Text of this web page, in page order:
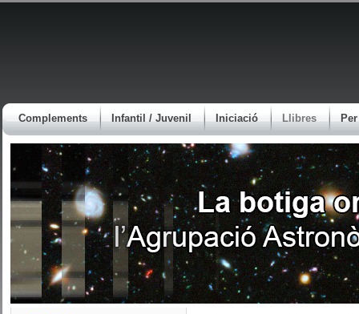
Complements Infantil / Juvenil Iniciació Llibres